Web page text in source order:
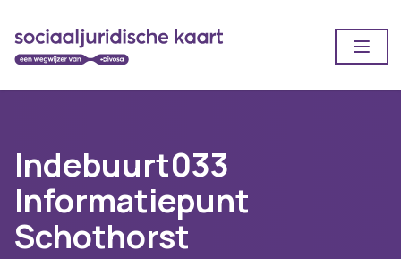
Indebuurt033
Informatiepunt
Schothorst